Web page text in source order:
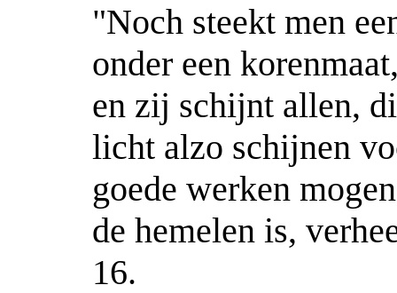
"Noch steekt men
onder een
en zij schijnt allen,
licht alzo schijnen
goede werken
de hemelen is,
16.